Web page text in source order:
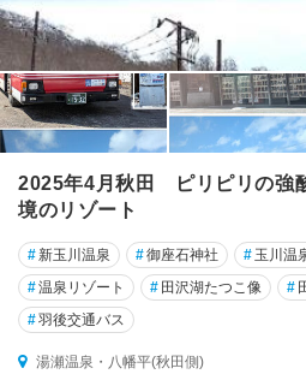
2025年4月秋田 ピリピリの強
境のリゾート
#新玉川温泉 #御座石神社 # 玉川温
#温泉リゾート # 田沢湖たつこ像 #
#羽後交通バス
湯瀬温泉・八幡平(秋田側)